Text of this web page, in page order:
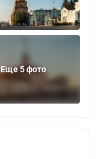
Еще 5 фото